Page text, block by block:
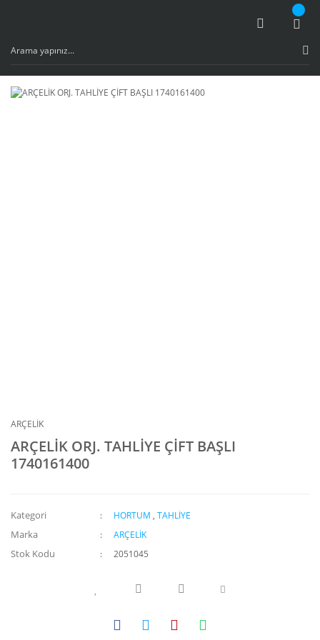
ARÇELİK
ARÇELİK ORJ. TAHLİYE ÇİFT BAŞLI
1740161400
Kategori HORTUM ,TAHLİYE
Marka ARÇELİK
Stok Kodu 2051045